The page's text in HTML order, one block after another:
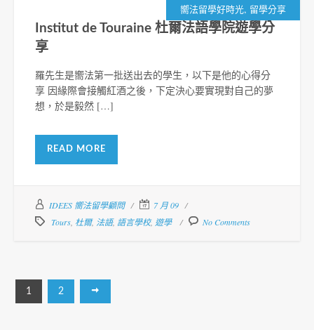
嚮法留學好時光, 留學分享
Institut de Touraine 杜爾法語學院遊學分
享
羅先生是嚮法第一批送出去的學生，以下是他的心得分
享 因緣際會接觸紅酒之後，下定決心要實現對自己的夢
想，於是毅然 […]
READ MORE
IDEES 嚮法留學顧問
7 月 09
Tours 杜爾, 法語, 語言學校, 遊學 No Comments
1 2